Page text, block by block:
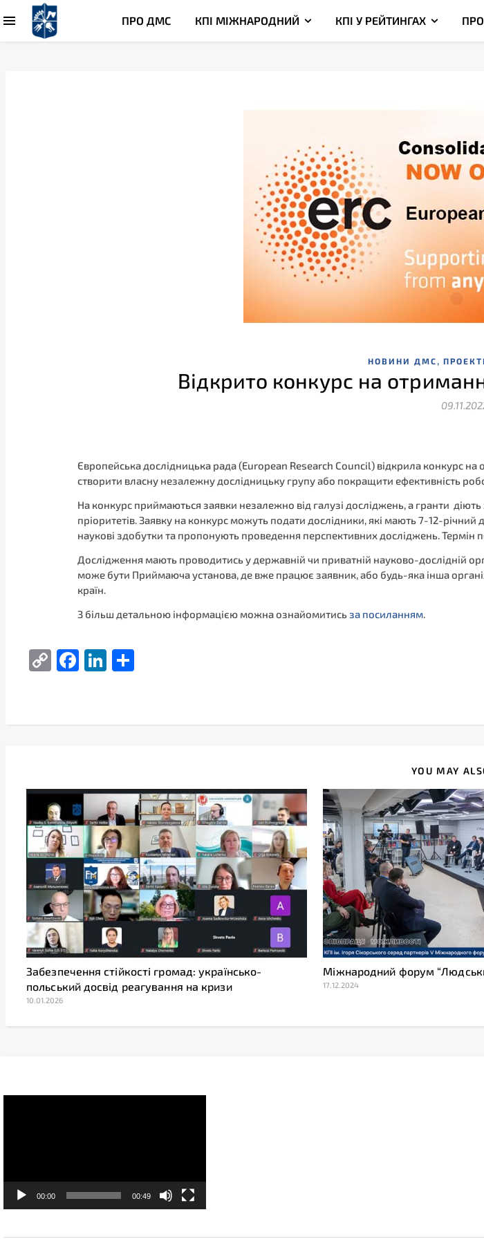
ПРО ДМС КПІ МІЖНАРОДНИЙ КПІ У РЕЙТИНГАХ
НОВИНИ ДМС ,
Відкрито конкурс на
Європейська дослідницька рада (European Research Council) відкрила конкурс на
створити власну незалежну дослідницьку групу або покращити ефективність
На конкурс приймаються заявки незалежно від галузі досліджень, а гранти
пріоритетів. Заявку на конкурс можуть подати дослідники, які мають 7-12-річний
наукові здобутки та пропонують проведення перспективних досліджень. Термін
Дослідження мають проводитись у державній чи приватній науково-дослідній
може бути Приймаюча установа, де вже працює заявник, або будь-яка інша
країн.
З більш детальною інформацією можна ознайомитисьза посиланням.
CopyFacebook
LinkedIn
YOU MAY
Забезпечення стійкості громад: українсько-
польський досвід реагування на кризи
10.01.2026
Міжнародний форум
17.12.2024
00:00 00:49